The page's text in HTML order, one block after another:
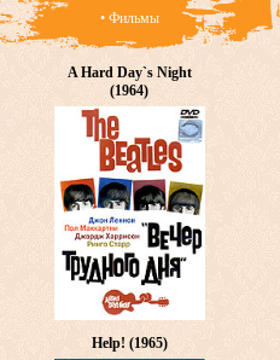
• Фильмы
A Hard Day`s Night
(1964)
Help! (1965)